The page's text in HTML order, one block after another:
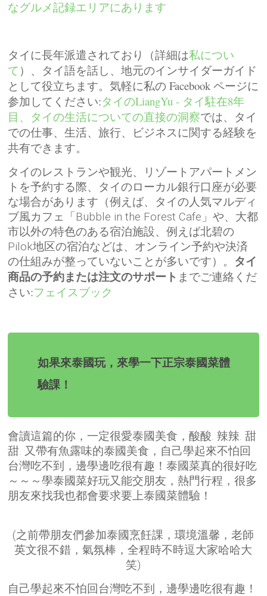
なグルメ記録エリアにあります
タイに長年派遣されており（詳細は私につい
て ）、タイ語を話し、地元のインサイダーガイド
として役立ちます。気軽に私の Facebook ページに
参​​加してください:タイのLiangYu - タイ駐在8年
目、タイの生活についての直接の洞察では、タイ
での仕事、生活、旅行、ビジネスに関する経験を
共有できます。
タイのレストランや観光、リゾートアパートメン
トを予約する際、タイのローカル銀行口座が必要
な場合があります（例えば、タイの人気マルディ
ブ風カフェ「Bubble in the Forest Cafe」や、大都
市以外の特色のある宿泊施設、例えば北碧の
Pilok地区の宿泊などは、オンライン予約や決済
の仕組みが整っていないことが多いです）。 タイ
商品の予約または注文のサポート までご連絡くだ
さい:フェイスブック
如果來泰國玩，來學一下正宗泰國菜體
驗課！
會讀這篇的你，一定很愛泰國美食，酸酸. 辣辣. 甜
甜. 又帶有魚露味的泰國美食，自己學起來不怕回
台灣吃不到，邊學邊吃很有趣！泰國菜真的很好吃
～～～學泰國菜好玩又能交朋友，熱門行程，很多
朋友來找我也都會要求要上泰國菜體驗！
(之前帶朋友們參加泰國烹飪課，環境溫馨，老師
英文很不錯，氣氛棒，全程時不時逗大家哈哈大
笑)
自己學起來不怕回台灣吃不到，邊學邊吃很有趣！